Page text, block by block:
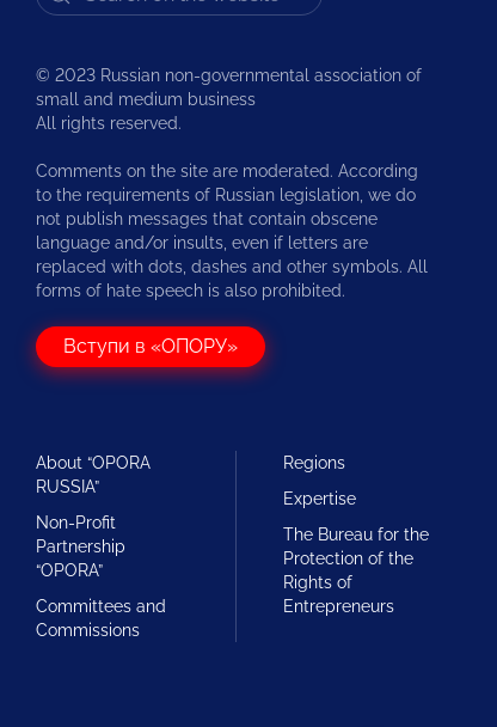
© 2023 Russian non-governmental association of
small and medium business
All rights reserved.
Comments on the site are moderated. According
to the requirements of Russian legislation, we do
not publish messages that contain obscene
language and/or insults, even if letters are
replaced with dots, dashes and other symbols. All
forms of hate speech is also prohibited.
Вступи в «ОПОРУ»
About “OPORA
RUSSIA”
Non-Profit
Partnership
“OPORA”
Committees and
Commissions
Regions
Expertise
The Bureau for the
Protection of the
Rights of
Entrepreneurs